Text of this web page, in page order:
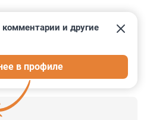
и другие
в профиле